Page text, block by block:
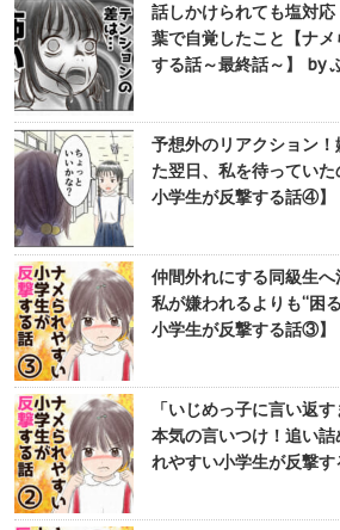
話しかけられても塩対
葉で自覚したこと【ナ
する話～最終話～】 by
予想外のリアクション
た翌日、私を待ってい
小学生が反撃する話④】
仲間外れにする同級生
私が嫌われるよりも“困
小学生が反撃する話③】
「いじめっ子に言い返
本気の言いつけ！追い
れやすい小学生が反撃